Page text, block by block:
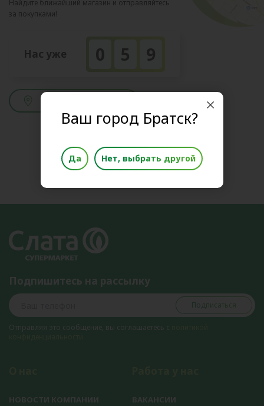
Найдите ближайший магазин и отправляйтесь
за покупками!
Нас уже 0 5 9
Подпишитесь на рассылку
Подписаться
Отправляя это сообщение, вы соглашаетесь с
НОВОСТИ КОМПАНИИ ВАКАНСИИ
Ваш город Братск?
Да Нет, выбрать другой